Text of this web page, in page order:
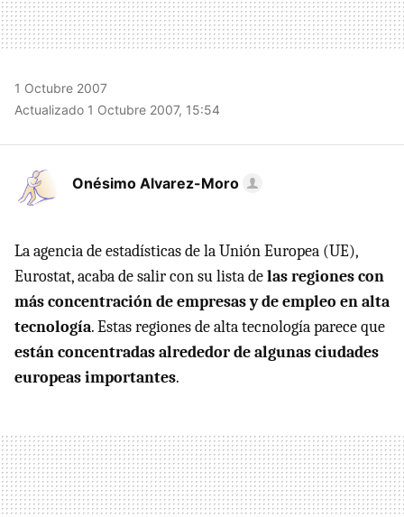
1 Octubre 2007
Actualizado 1 Octubre 2007, 15:54
Onésimo Alvarez-Moro
La agencia de estadísticas de la Unión Europea (UE),
Eurostat, acaba de salir con su lista delas regiones con
más concentración de empresas y de empleo en alta
tecnología. Estas regiones de alta tecnología parece que
están concentradas alrededor de algunas ciudades
europeas importantes.